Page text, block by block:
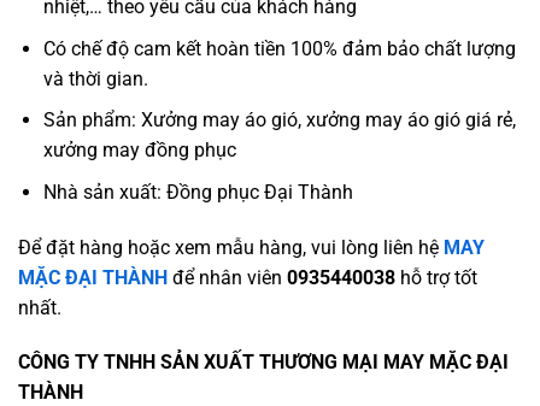
nhiệt,… theo yêu cầu của khách hàng
Có chế độ cam kết hoàn tiền 100% đảm bảo chất lượng
và thời gian.
Sản phẩm: Xưởng may áo gió, xưởng may áo gió giá rẻ,
xưởng may đồng phục
Nhà sản xuất: Đồng phục Đại Thành
Để đặt hàng hoặc xem mẫu hàng, vui lòng liên hệ MAY
MẶC ĐẠI THÀNH để nhân viên 0935440038 hỗ trợ tốt
nhất.
CÔNG TY TNHH SẢN XUẤT THƯƠNG MẠI MAY MẶC ĐẠI
THÀNH